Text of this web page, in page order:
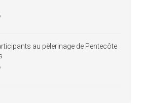
au pèlerinage de Pentecôte